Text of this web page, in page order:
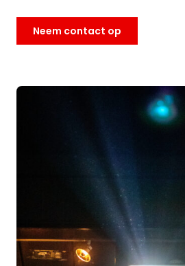
Neem contact op